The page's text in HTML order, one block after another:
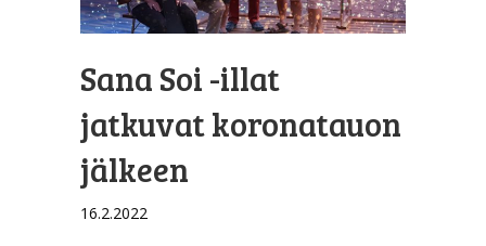
Sana Soi -illat
jatkuvat koronatauon
jälkeen
16.2.2022